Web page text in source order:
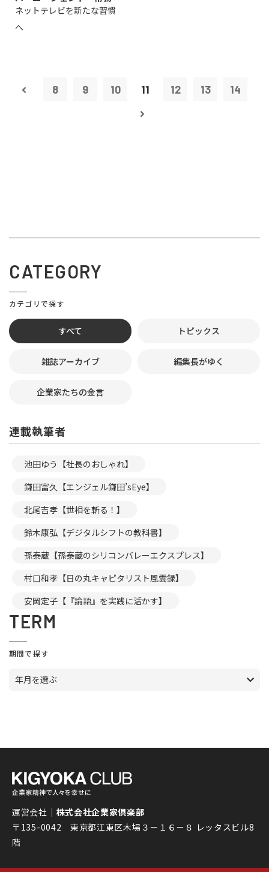
締役 小池政...
ネットテレビを新たな習慣
へ
8 9 10 11 12 13 14
CATEGORY
カテゴリで探す
すべて トピックス
雑誌アーカイブ 編集長がゆく
企業家たちの金言
連載執筆者
池田ゆう【社長のおしゃれ】
鎌田富久【エンジェル鎌田’sEye】
北尾吉孝【世相を斬る！】
鈴木康弘【デジタルシフトの教科書】
孫泰蔵【孫泰蔵のシリコンバレーエクスプレス】
村口和孝【日の丸キャピタリスト風雲録】
安岡定子【『論語』を実践に活かす】
TERM
期間で探す
年月を選ぶ
運営会社｜ 株式会社企業家倶楽部
〒135-0042 東京都江東区木場３－１６－８ レッタスビル8
階